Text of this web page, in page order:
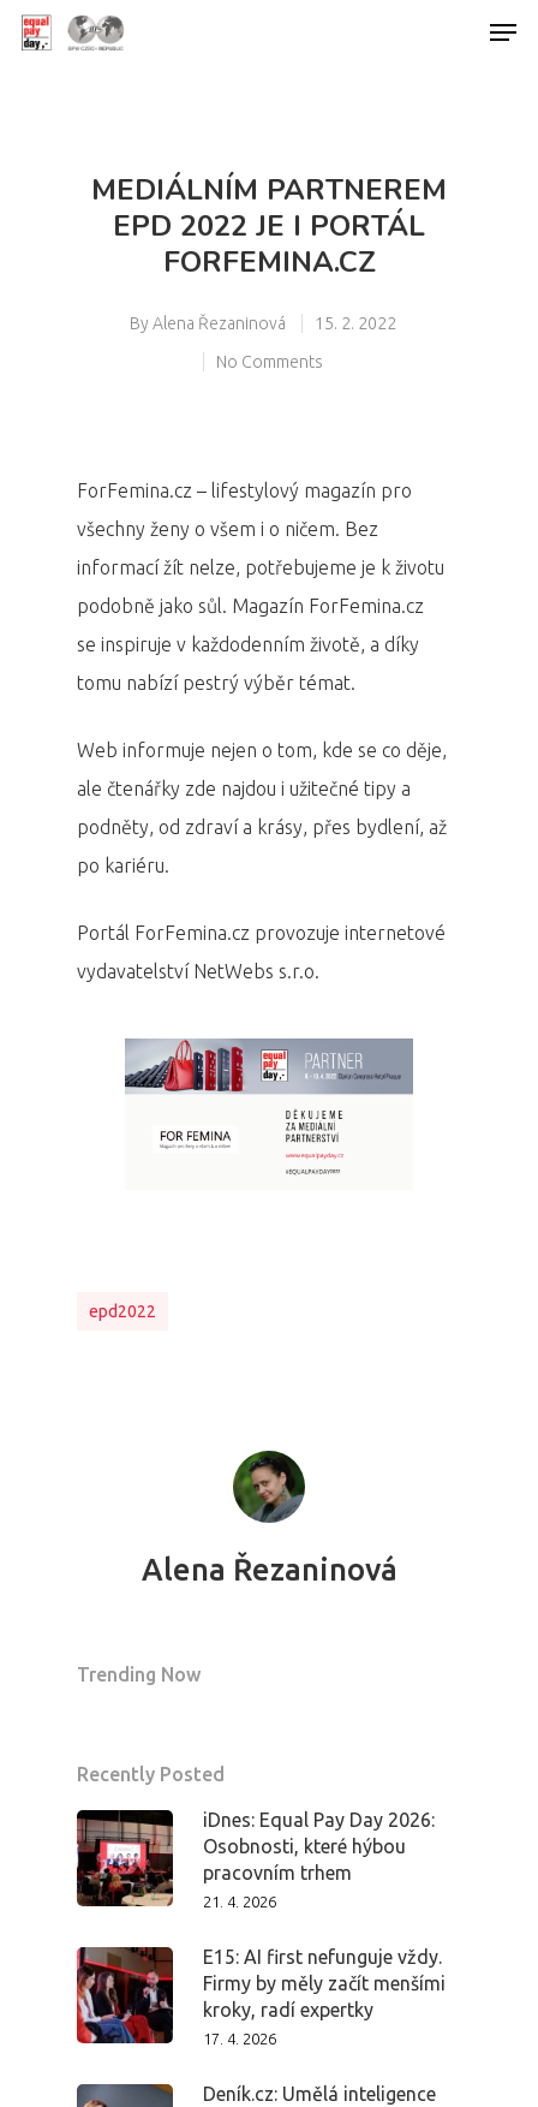
MEDIÁLNÍM PARTNEREM
EPD 2022 JE I PORTÁL
FORFEMINA.CZ
By Alena Řezaninová
15. 2. 2022
No Comments
ForFemina.cz – lifestylový magazín pro
všechny ženy o všem i o ničem. Bez
informací žít nelze, potřebujeme je k životu
podobně jako sůl. Magazín ForFemina.cz
se inspiruje v každodenním životě, a díky
tomu nabízí pestrý výběr témat.
Web informuje nejen o tom, kde se co děje,
ale čtenářky zde najdou i užitečné tipy a
podněty, od zdraví a krásy, přes bydlení, až
po kariéru.
Portál ForFemina.cz provozuje internetové
vydavatelství NetWebs s.r.o.
epd2022
Alena Řezaninová
Trending Now
Recently Posted
iDnes: Equal Pay Day 2026:
Osobnosti, které hýbou
pracovním trhem
21. 4. 2026
E15: AI first nefunguje vždy.
Firmy by měly začít menšími
kroky, radí expertky
17. 4. 2026
Deník.cz: Umělá inteligence